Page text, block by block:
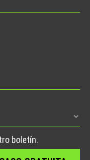
boletín.